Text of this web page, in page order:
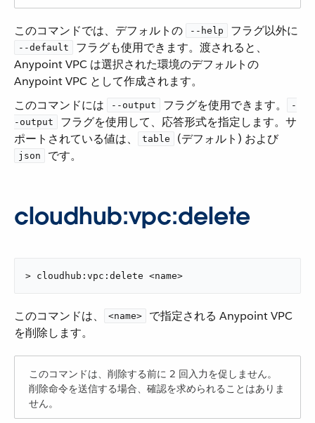
このコマンドでは、デフォルトの ​ --help ​ フラグ以外に ​
--default
​ フラグも使用できます。渡されると、
Anypoint VPC は選択された環境のデフォルトの
Anypoint VPC として作成されます。
このコマンドには ​
--output ​ フラグを使用できます。​
-
-output
​ フラグを使用して、応答形式を指定します。サ
ポートされている値は、​
table ​ (デフォルト) および ​
json ​ です。
cloudhub:vpc:delete
> cloudhub:vpc:delete <name>
このコマンドは、​ <name>
​ で指定される Anypoint VPC
を削除します。
このコマンドは、削除する前に 2 回入力を促しません。
削除命令を送信する場合、確認を求められることはありま
せん。